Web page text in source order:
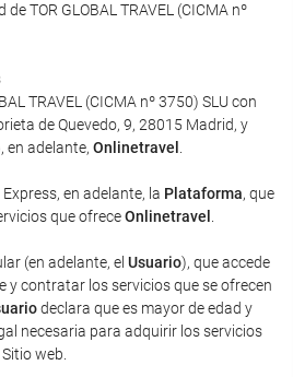
TOR GLOBAL TRAVEL (CICMA nº
TRAVEL (CICMA nº 3750) SLU con
de Quevedo, 9, 28015 Madrid, y
en adelante, Onlinetravel
en adelante, la Plataforma, que
que ofreceOnlinetravel
(en adelante, el Usuario), que accede
y contratar los servicios que se ofrecen
declara que es mayor de edad y
necesaria para adquirir los servicios
web.